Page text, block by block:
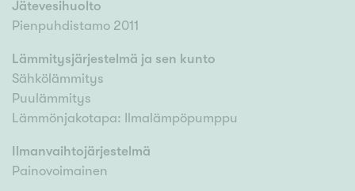
Jätevesihuolto
Pienpuhdistamo 2011
Lämmitysjärjestelmä ja sen kunto
Sähkölämmitys
Puulämmitys
Lämmönjakotapa: Ilmalämpöpumppu
Ilmanvaihtojärjestelmä
Painovoimainen